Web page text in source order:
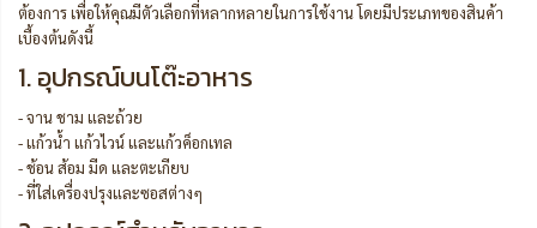
ต้องการ เพื่อให้คุณมีตัวเลือกที่หลากหลายในการใช้งาน โดยมีประเภทของสินค้า
เบื้องต้นดังนี้
1. อุปกรณ์บนโต๊ะอาหาร
- จาน ชาม และถ้วย
- แก้วน้ำ แก้วไวน์ และแก้วค็อกเทล
- ช้อน ส้อม มีด และตะเกียบ
- ที่ใส่เครื่องปรุงและซอสต่างๆ